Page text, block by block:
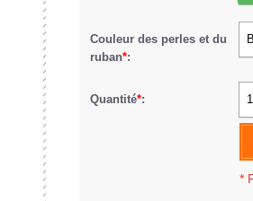
Couleur des perles et du
ruban*:
Quantité*: 1
*